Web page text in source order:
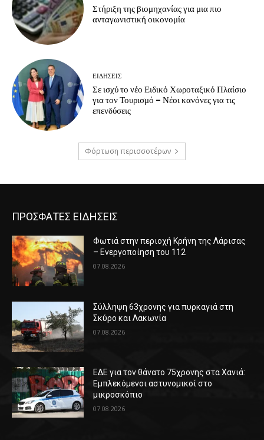
Στήριξη της βιομηχανίας για μια πιο
ανταγωνιστική οικονομία
ΕΙΔΗΣΕΙΣ
Σε ισχύ το νέο Ειδικό Χωροταξικό Πλαίσιο
για τον Τουρισμό – Νέοι κανόνες για τις
επενδύσεις
Φόρτωση περισσοτέρων
ΠΡΟΣΦΑΤΕΣ ΕΙΔΗΣΕΙΣ
Φωτιά στην περιοχή Κρήνη της Λάρισας
– Ενεργοποίηση του 112
07.08.2026
Σύλληψη 63χρονης για πυρκαγιά στη
Σκύρο και Λακωνία
07.08.2026
ΕΔΕ για τον θάνατο 75χρονης στα Χανιά:
Εμπλεκόμενοι αστυνομικοί στο
μικροσκόπιο
07.08.2026